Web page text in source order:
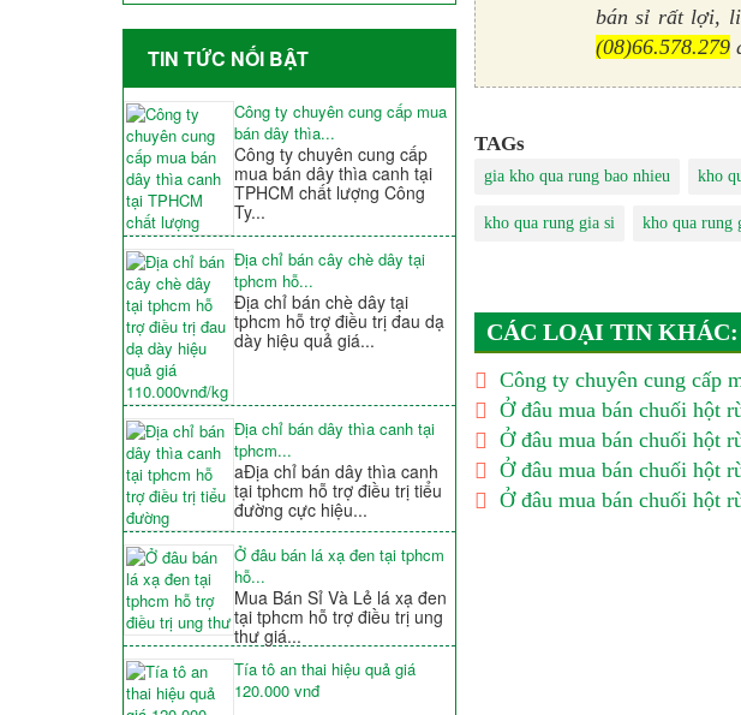
TIN TỨC NỐI BẬT
Công ty chuyên cung cấp mua
bán dây thìa...
Công ty chuyên cung cấp
mua bán dây thìa canh tại
TPHCM chất lượng Công
Ty...
Địa chỉ bán cây chè dây tại
tphcm hỗ...
Địa chỉ bán chè dây tại
tphcm hỗ trợ điều trị đau dạ
dày hiệu quả giá...
Địa chỉ bán dây thìa canh tại
tphcm...
aĐịa chỉ bán dây thìa canh
tại tphcm hỗ trợ điều trị tiểu
đường cực hiệu...
Ở đâu bán lá xạ đen tại tphcm
hỗ...
Mua Bán Sỉ Và Lẻ lá xạ đen
tại tphcm hỗ trợ điều trị ung
thư giá...
Tía tô an thai hiệu quả giá
120.000 vnđ
bán sỉ rất lợi,
(08)66.578.279
TAGs
gia kho qua rung bao nhieu kho
kho qua rung gia si kho qua rung
CÁC LOẠI TIN KHÁC:
Công ty chuyên cung cấp
Ở đâu mua bán chuối hột
Ở đâu mua bán chuối hột
Ở đâu mua bán chuối hột
Ở đâu mua bán chuối hột